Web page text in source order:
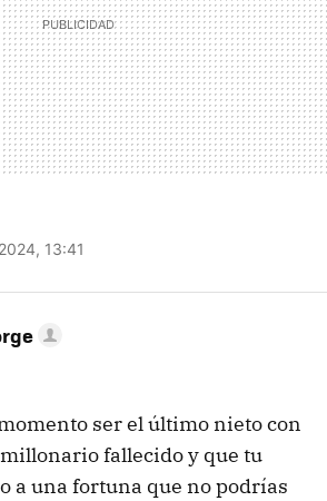
13:41
ser el último nieto con
fallecido y que tu
a una fortuna que no podrías